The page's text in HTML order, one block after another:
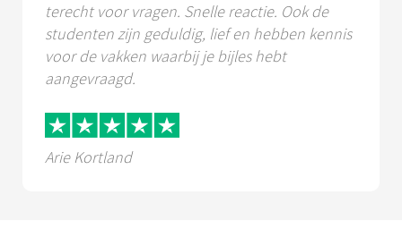
terecht voor vragen. Snelle reactie. Ook de
studenten zijn geduldig, lief en hebben kennis
voor de vakken waarbij je bijles hebt
aangevraagd.
Arie Kortland